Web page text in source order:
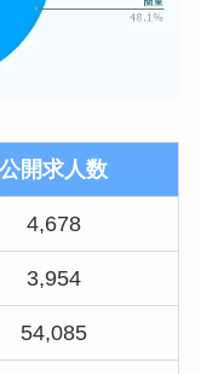
公開求人数
4,678
3,954
54,085